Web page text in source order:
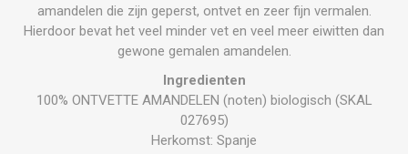
amandelen die zijn geperst, ontvet en zeer fijn vermalen.
Hierdoor bevat het veel minder vet en veel meer eiwitten dan
gewone gemalen amandelen.
Ingredienten
100% ONTVETTE AMANDELEN (noten) biologisch (SKAL
027695)
Herkomst: Spanje